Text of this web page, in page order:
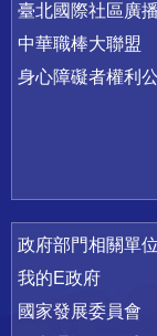
臺北國際社區廣
中華職棒大聯盟
身心障礙者權利
政府部門相關單
我的E政府
國家發展委員會